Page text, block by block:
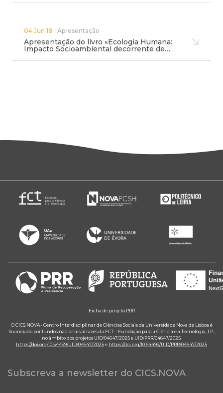
04 Jun 18 Apresentação
Apresentação do livro «Ecologia Humana:
Impacto Socioambiental decorrente de…
Ficha de projeto PRR
O CICS.NOVA - Centro Interdisciplinar de Ciências Sociais da Universidade Nova de Lisboa é
financiado por fundos nacionais através da FCT – Fundação para a Ciência e a Tecnologia, I.P.,
no âmbito dos projetos UID/04647/2025 e UID/PRR/04647/2025.
https://doi.org/10.54499/UID/04647/2025e https://doi.org/10.54499/UID/PRR/04647/2025
Subscreva a newsletter do CICS.NOVA